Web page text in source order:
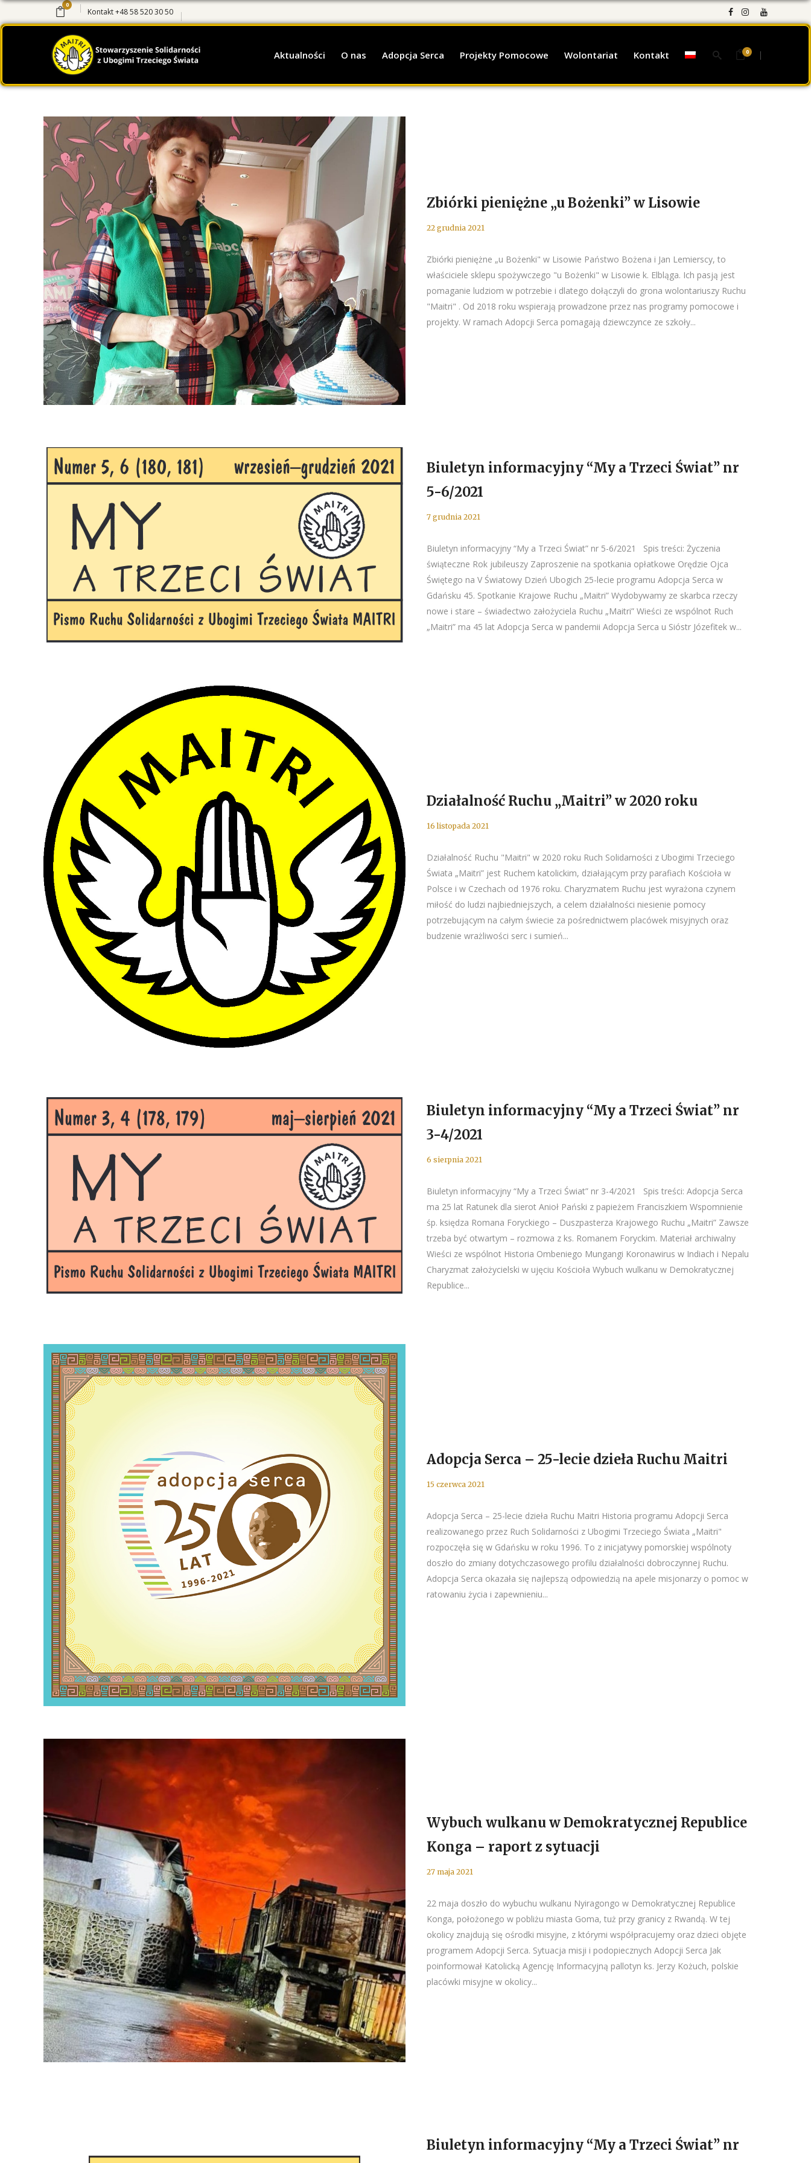
Kontakt+48 58 520 30 50
0
Aktualności O nas Adopcja Serca Projekty Pomocowe Wolontariat Kontakt 0
Zbiórki pieniężne „u Bożenki” w Lisowie
22 grudnia 2021
Zbiórki pieniężne „u Bożenki" w Lisowie Państwo Bożena i Jan Lemierscy, to
właściciele sklepu spożywczego "u Bożenki" w Lisowie k. Elbląga. Ich pasją jest
pomaganie ludziom w potrzebie i dlatego dołączyli do grona wolontariuszy Ruchu
"Maitri" . Od 2018 roku wspierają prowadzone przez nas programy pomocowe i
projekty. W ramach Adopcji Serca pomagają dziewczynce ze szkoły...
Biuletyn informacyjny “My a Trzeci Świat” nr
5-6/2021
7 grudnia 2021
Biuletyn informacyjny “My a Trzeci Świat” nr 5-6/2021 Spis treści: Życzenia
świąteczne Rok jubileuszy Zaproszenie na spotkania opłatkowe Orędzie Ojca
Świętego na V Światowy Dzień Ubogich 25-lecie programu Adopcja Serca w
Gdańsku 45. Spotkanie Krajowe Ruchu „Maitri” Wydobywamy ze skarbca rzeczy
nowe i stare – świadectwo założyciela Ruchu „Maitri” Wieści ze wspólnot Ruch
„Maitri” ma 45 lat Adopcja Serca w pandemii Adopcja Serca u Sióstr Józefitek w...
Działalność Ruchu „Maitri” w 2020 roku
16 listopada 2021
Działalność Ruchu "Maitri" w 2020 roku Ruch Solidarności z Ubogimi Trzeciego
Świata „Maitri” jest Ruchem katolickim, działającym przy parafiach Kościoła w
Polsce i w Czechach od 1976 roku. Charyzmatem Ruchu jest wyrażona czynem
miłość do ludzi najbiedniejszych, a celem działalności niesienie pomocy
potrzebującym na całym świecie za pośrednictwem placówek misyjnych oraz
budzenie wrażliwości serc i sumień...
Biuletyn informacyjny “My a Trzeci Świat” nr
3-4/2021
6 sierpnia 2021
Biuletyn informacyjny “My a Trzeci Świat” nr 3-4/2021 Spis treści: Adopcja Serca
ma 25 lat Ratunek dla sierot Anioł Pański z papieżem Franciszkiem Wspomnienie
śp. księdza Romana Foryckiego – Duszpasterza Krajowego Ruchu „Maitri” Zawsze
trzeba być otwartym – rozmowa z ks. Romanem Foryckim. Materiał archiwalny
Wieści ze wspólnot Historia Ombeniego Mungangi Koronawirus w Indiach i Nepalu
Charyzmat założycielski w ujęciu Kościoła Wybuch wulkanu w Demokratycznej
Republice...
Adopcja Serca – 25-lecie dzieła Ruchu Maitri
15 czerwca 2021
Adopcja Serca – 25-lecie dzieła Ruchu Maitri Historia programu Adopcji Serca
realizowanego przez Ruch Solidarności z Ubogimi Trzeciego Świata „Maitri"
rozpoczęła się w Gdańsku w roku 1996. To z inicjatywy pomorskiej wspólnoty
doszło do zmiany dotychczasowego profilu działalności dobroczynnej Ruchu.
Adopcja Serca okazała się najlepszą odpowiedzią na apele misjonarzy o pomoc w
ratowaniu życia i zapewnieniu...
Wybuch wulkanu w Demokratycznej Republice
Konga – raport z sytuacji
27 maja 2021
22 maja doszło do wybuchu wulkanu Nyiragongo w Demokratycznej Republice
Konga, położonego w pobliżu miasta Goma, tuż przy granicy z Rwandą. W tej
okolicy znajdują się ośrodki misyjne, z którymi współpracujemy oraz dzieci objęte
programem Adopcji Serca. Sytuacja misji i podopiecznych Adopcji Serca Jak
poinformował Katolicką Agencję Informacyjną pallotyn ks. Jerzy Kożuch, polskie
placówki misyjne w okolicy...
Biuletyn informacyjny “My a Trzeci Świat” nr